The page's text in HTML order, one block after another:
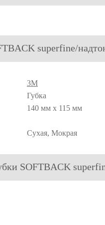
superfine/
3M
Губка
140 мм x 115 мм
Сухая, Мокрая
SOFTBACK